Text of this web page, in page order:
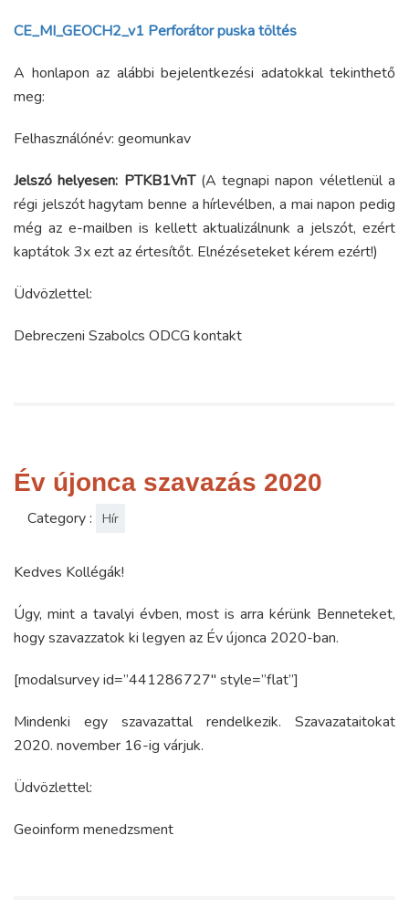
CE_MI_GEOCH2_v1 Perforátor puska töltés
A honlapon az alábbi bejelentkezési adatokkal tekinthető
meg:
Felhasználónév: geomunkav
Jelszó helyesen: PTKB1VnT (A tegnapi napon véletlenül a
régi jelszót hagytam benne a hírlevélben, a mai napon pedig
még az e-mailben is kellett aktualizálnunk a jelszót, ezért
kaptátok 3x ezt az értesítőt. Elnézéseteket kérem ezért!)
Üdvözlettel:
Debreczeni Szabolcs ODCG kontakt
Év újonca szavazás 2020
Category : Hír
Kedves Kollégák!
Úgy, mint a tavalyi évben, most is arra kérünk Benneteket,
hogy szavazzatok ki legyen az Év újonca 2020-ban.
[modalsurvey id=”441286727″ style=”flat”]
Mindenki egy szavazattal rendelkezik. Szavazataitokat
2020. november 16-ig várjuk.
Üdvözlettel:
Geoinform menedzsment